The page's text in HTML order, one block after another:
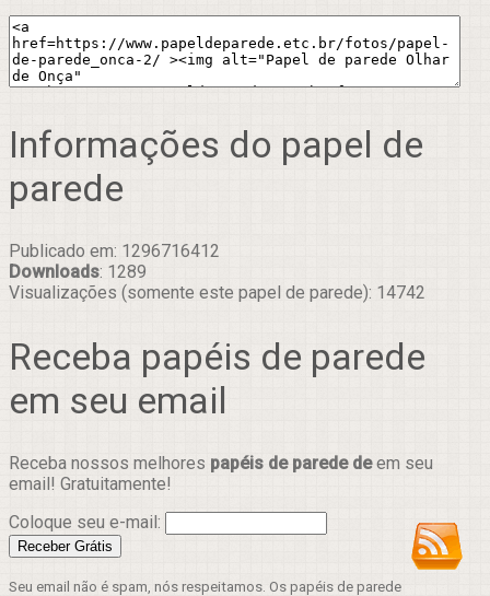
Informações do papel de
parede
Publicado em: 1296716412
Downloads: 1289
Visualizações (somente este papel de parede): 14742
Receba papéis de parede
em seu email
Receba nossos melhores papéis de parede deem seu
email! Gratuitamente!
Coloque seu e-mail:
Seu email não é spam, nós respeitamos. Os papéis de parede